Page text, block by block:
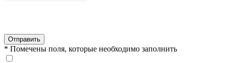
Отправить
* Помечены поля, которые необходимо заполнить